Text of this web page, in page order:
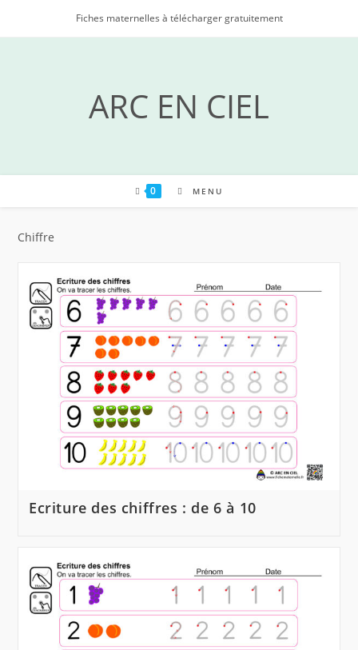
Fiches maternelles à télécharger gratuitement
ARC EN CIEL
0 MENU
Chiffre
Ecriture des chiffres : de 6 à 10